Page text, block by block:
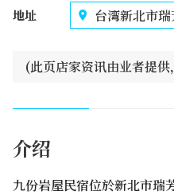
地址
台湾新北市
(此页店家资讯由业者提
介绍
九份岩屋民宿位於新北市瑞